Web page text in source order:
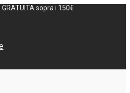
sopra i 150€